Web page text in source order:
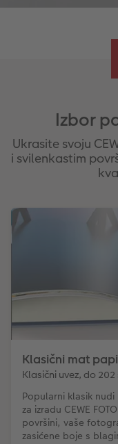
Može se
Zauzima
Izbor
Ukrasite svoju
i svilenkastim
Klasični mat
Klasični uvez, do
Popularni klasik
za izradu CEWE
površini, vaše
zasićene boje s